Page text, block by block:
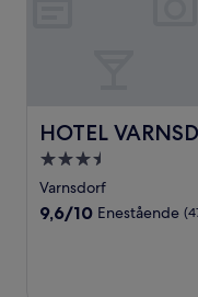
HOTEL
HOTEL VARNSDORF
3.5-
stjernet
overnatningssted
Varnsdorf
9.6
9,6/10 Enestående